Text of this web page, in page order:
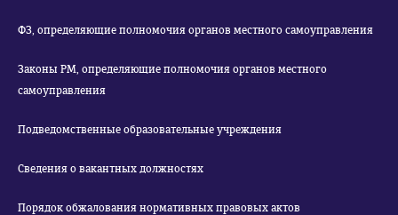
ФЗ, определяющие полномочия органов местного самоуправления
Законы РМ, определяющие полномочия органов местного
самоуправления
Подведомственные образовательные учреждения
Сведения о вакантных должностях
Порядок обжалования нормативных правовых актов